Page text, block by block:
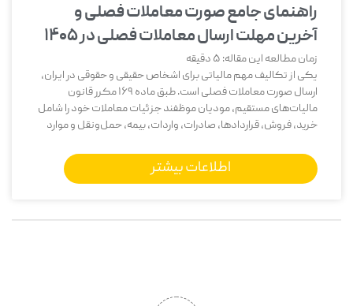
راهنمای جامع صورت معاملات فصلی و
آخرین مهلت ارسال معاملات فصلی در ۱۴۰۵
زمان مطالعه این مقاله: 5 دقیقه
یکی از تکالیف مهم مالیاتی برای اشخاص حقیقی و حقوقی در ایران،
ارسال صورت معاملات فصلی است. طبق ماده 169 مکرر قانون
مالیات‌های مستقیم، مودیان موظفند جزئیات معاملات خود را شامل
خرید، فروش، قراردادها، صادرات، واردات، بیمه، حمل‌ونقل و موارد
اطلاعات بیشتر